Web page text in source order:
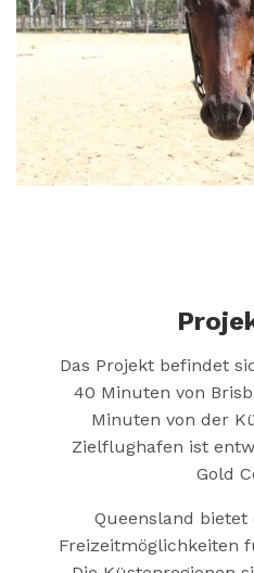
Das Projekt befindet
40 Minuten von
Minuten von der
Zielflughafen ist
Gold
Queensland bietet
Freizeitmöglichkeiten